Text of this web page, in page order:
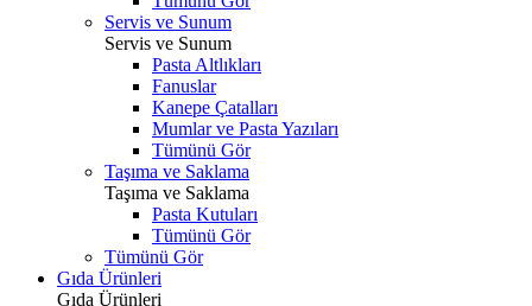
Servis ve Sunum
Servis ve Sunum
Pasta Altlıkları
Fanuslar
Kanepe Çatalları
Mumlar ve Pasta Yazıları
Tümünü Gör
Taşıma ve Saklama
Taşıma ve Saklama
Pasta Kutuları
Tümünü Gör
Tümünü Gör
Gıda Ürünleri
Gıda Ürünleri